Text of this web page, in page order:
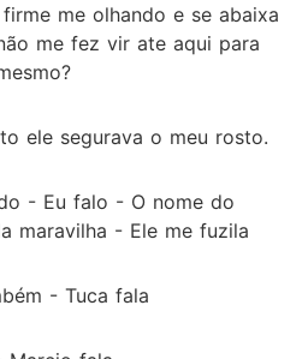
me olhando e se abaixa
me fez vir ate aqui para
ele segurava o meu rosto.
- Eu falo - O nome do
maravilha - Ele me fuzila
- Tuca fala